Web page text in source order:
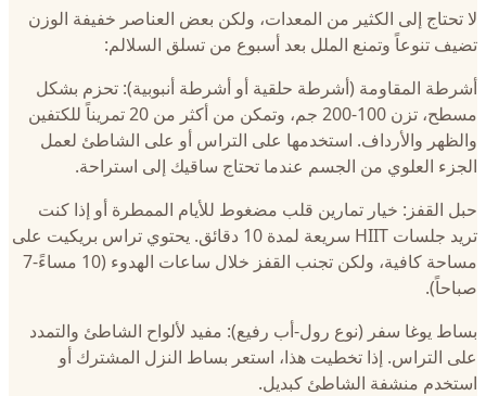
لا تحتاج إلى الكثير من المعدات، ولكن بعض العناصر خفيفة الوزن
تضيف تنوعاً وتمنع الملل بعد أسبوع من تسلق السلالم:
أشرطة المقاومة (أشرطة حلقية أو أشرطة أنبوبية): تحزم بشكل
مسطح، تزن 100-200 جم، وتمكن من أكثر من 20 تمريناً للكتفين
والظهر والأرداف. استخدمها على التراس أو على الشاطئ لعمل
الجزء العلوي من الجسم عندما تحتاج ساقيك إلى استراحة.
حبل القفز: خيار تمارين قلب مضغوط للأيام الممطرة أو إذا كنت
تريد جلسات HIIT سريعة لمدة 10 دقائق. يحتوي تراس بريكيت على
مساحة كافية، ولكن تجنب القفز خلال ساعات الهدوء (10 مساءً-7
صباحاً).
بساط يوغا سفر (نوع رول-أب رفيع): مفيد لألواح الشاطئ والتمدد
على التراس. إذا تخطيت هذا، استعر بساط النزل المشترك أو
استخدم منشفة الشاطئ كبديل.